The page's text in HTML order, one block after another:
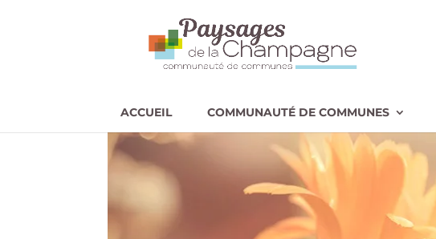
ACCUEIL COMMUNAUTÉ DE COMMUNES